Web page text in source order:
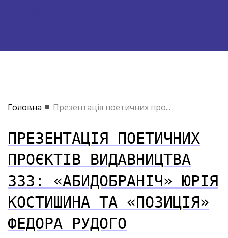
Головна Презентація поетичних про...
ПРЕЗЕНТАЦІЯ ПОЕТИЧНИХ
ПРОЄКТІВ ВИДАВНИЦТВА
333: «АБИДОБРАНІЧ» ЮРІЯ
КОСТИШИНА ТА «ПОЗИЦІЯ»
ФЕДОРА РУДОГО